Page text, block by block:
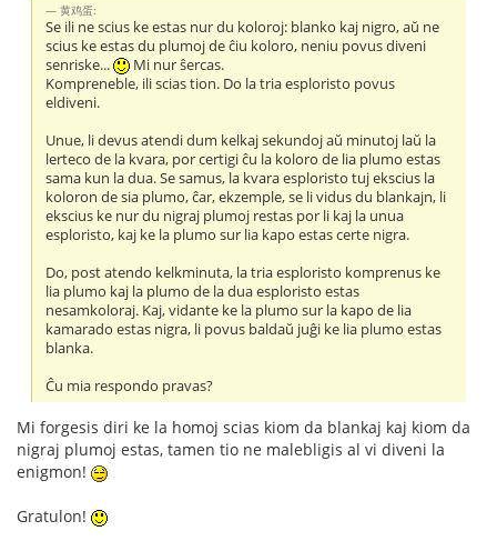
黄鸡蛋:
Se ili ne scius ke estas nur du koloroj: blanko kaj nigro, aŭ ne
scius ke estas du plumoj de ĉiu koloro, neniu povus diveni
senriske...
Mi nur ŝercas.
Kompreneble, ili scias tion. Do la tria esploristo povus
eldiveni.
Unue, li devus atendi dum kelkaj sekundoj aŭ minutoj laŭ la
lerteco de la kvara, por certigi ĉu la koloro de lia plumo estas
sama kun la dua. Se samus, la kvara esploristo tuj ekscius la
koloron de sia plumo, ĉar, ekzemple, se li vidus du blankajn, li
ekscius ke nur du nigraj plumoj restas por li kaj la unua
esploristo, kaj ke la plumo sur lia kapo estas certe nigra.
Do, post atendo kelkminuta, la tria esploristo komprenus ke
lia plumo kaj la plumo de la dua esploristo estas
nesamkoloraj. Kaj, vidante ke la plumo sur la kapo de lia
kamarado estas nigra, li povus baldaŭ juĝi ke lia plumo estas
blanka.
Ĉu mia respondo pravas?
Mi forgesis diri ke la homoj scias kiom da blankaj kaj kiom da
nigraj plumoj estas, tamen tio ne malebligis al vi diveni la
enigmon!
Gratulon!